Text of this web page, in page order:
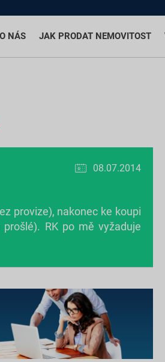
O NÁS JAK PRODAT NEMOVITOST
08.07.2014
provize), nakonec ke koupi
RK po mě vyžaduje